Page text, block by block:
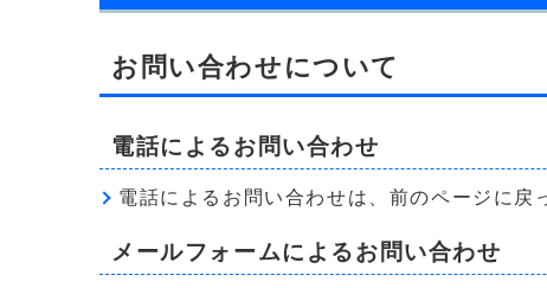
お問い合わせについて
電話によるお問い合わせ
電話によるお問い合わせは、前のページに戻
メールフォームによるお問い合わせ